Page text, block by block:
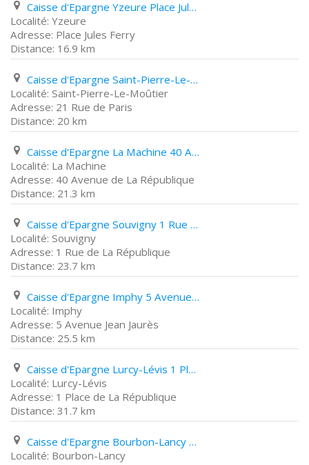
Caisse d'Epargne Yzeure Place Jules Ferry
Yzeure
Place Jules Ferry
16.9 km
Caisse d'Epargne Saint-Pierre-Le-Moûtier 21 Rue de Paris
Saint-Pierre-Le-Moûtier
21 Rue de Paris
20 km
Caisse d'Epargne La Machine 40 Avenue de La République
La Machine
40 Avenue de La République
21.3 km
Caisse d'Epargne Souvigny 1 Rue de La République
Souvigny
1 Rue de La République
23.7 km
Caisse d'Epargne Imphy 5 Avenue Jean Jaurès
Imphy
5 Avenue Jean Jaurès
25.5 km
Caisse d'Epargne Lurcy-Lévis 1 Place de La République
Lurcy-Lévis
1 Place de La République
31.7 km
Caisse d'Epargne Bourbon-Lancy Rue Du 8 Mai 1945
Bourbon-Lancy